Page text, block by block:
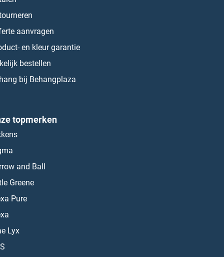
aanvragen
en kleur garantie
bestellen
bij Behangplaza
topmerken
and Ball
Greene
Pure
Lyx